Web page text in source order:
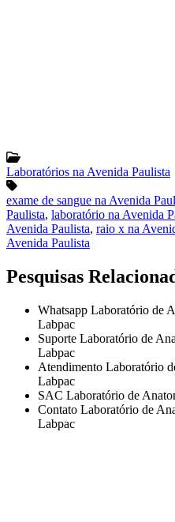
Laboratórios na Avenida Paulista
exame de sangue na Avenida
Paulista, laboratório na Avenida
Avenida Paulista, raio x na
Avenida Paulista
Pesquisas
Whatsapp Laboratório de
Labpac
Suporte Laboratório de
Labpac
Atendimento Laboratório
Labpac
SAC Laboratório de
Contato Laboratório de
Labpac